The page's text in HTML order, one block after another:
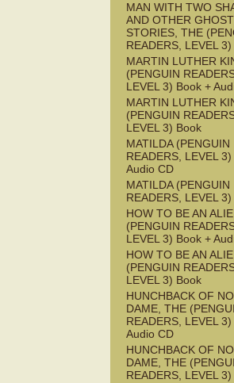
MAN WITH TWO
AND OTHER GHOST
STORIES, THE
READERS, LEVEL
MARTIN LUTHER
(PENGUIN
LEVEL 3) Book +
MARTIN LUTHER
(PENGUIN
LEVEL 3) Book
MATILDA (PENGUIN
READERS, LEVEL
Audio CD
MATILDA (PENGUIN
READERS, LEVEL
HOW TO BE AN
(PENGUIN
LEVEL 3) Book +
HOW TO BE AN
(PENGUIN
LEVEL 3) Book
HUNCHBACK OF
DAME, THE
READERS, LEVEL
Audio CD
HUNCHBACK OF
DAME, THE
READERS, LEVEL